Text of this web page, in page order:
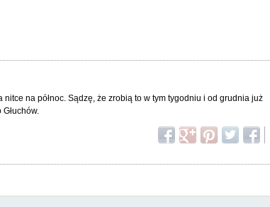
na północ. Sądzę, że zrobią to w tym tygodniu i od grudnia już